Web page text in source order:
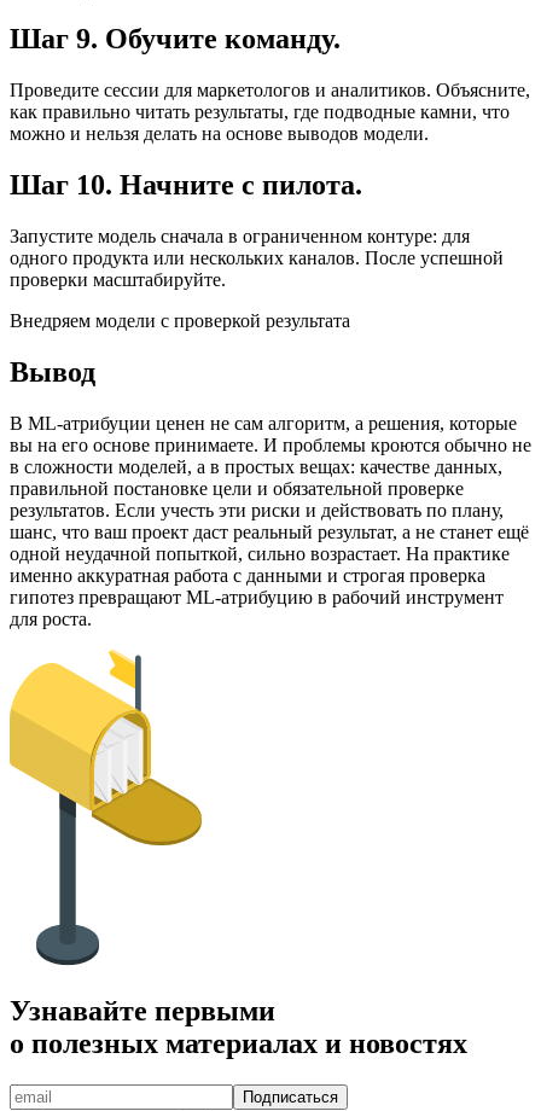
Шаг 9. Обучите команду.
Проведите сессии для маркетологов и аналитиков. Объясните,
как правильно читать результаты, где подводные камни, что
можно и нельзя делать на основе выводов модели.
Шаг 10. Начните с пилота.
Запустите модель сначала в ограниченном контуре: для
одного продукта или нескольких каналов. После успешной
проверки масштабируйте.
Внедряем модели с проверкой результата
Вывод
В ML-атрибуции ценен не сам алгоритм, а решения, которые
вы на его основе принимаете. И проблемы кроются обычно не
в сложности моделей, а в простых вещах: качестве данных,
правильной постановке цели и обязательной проверке
результатов. Если учесть эти риски и действовать по плану,
шанс, что ваш проект даст реальный результат, а не станет ещё
одной неудачной попыткой, сильно возрастает. На практике
именно аккуратная работа с данными и строгая проверка
гипотез превращают ML-атрибуцию в рабочий инструмент
для роста.
Узнавайте первыми
о полезных материалах и новостях
Подписаться